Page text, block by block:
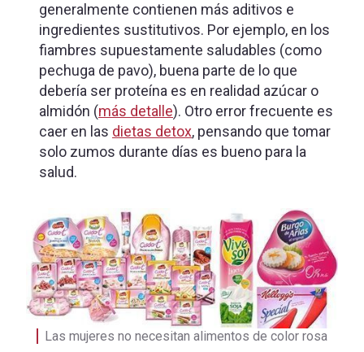
generalmente contienen más aditivos e
ingredientes sustitutivos. Por ejemplo, en los
fiambres supuestamente saludables (como
pechuga de pavo), buena parte de lo que
debería ser proteína es en realidad azúcar o
almidón (más detalle). Otro error frecuente es
caer en las dietas detox, pensando que tomar
solo zumos durante días es bueno para la
salud.
Las mujeres no necesitan alimentos de color rosa